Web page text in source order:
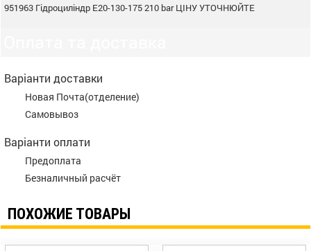
951963 Гідроциліндр Е20-130-175 210 bar ЦІНУ УТОЧНЮЙТЕ
Варіанти доставки
Новая Почта(отделение)
Самовывоз
Варіанти оплати
Предоплата
Безналичный расчёт
ПОХОЖИЕ ТОВАРЫ